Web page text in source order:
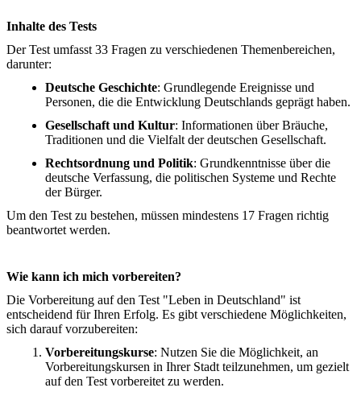
Inhalte des Tests
Der Test umfasst 33 Fragen zu verschiedenen Themenbereichen,
darunter:
Deutsche Geschichte: Grundlegende Ereignisse und
Personen, die die Entwicklung Deutschlands geprägt haben.
Gesellschaft und Kultur: Informationen über Bräuche,
Traditionen und die Vielfalt der deutschen Gesellschaft.
Rechtsordnung und Politik: Grundkenntnisse über die
deutsche Verfassung, die politischen Systeme und Rechte
der Bürger.
Um den Test zu bestehen, müssen mindestens 17 Fragen richtig
beantwortet werden.
Wie kann ich mich vorbereiten?
Die Vorbereitung auf den Test "Leben in Deutschland" ist
entscheidend für Ihren Erfolg. Es gibt verschiedene Möglichkeiten,
sich darauf vorzubereiten:
Vorbereitungskurse: Nutzen Sie die Möglichkeit, an
Vorbereitungskursen in Ihrer Stadt teilzunehmen, um gezielt
auf den Test vorbereitet zu werden.